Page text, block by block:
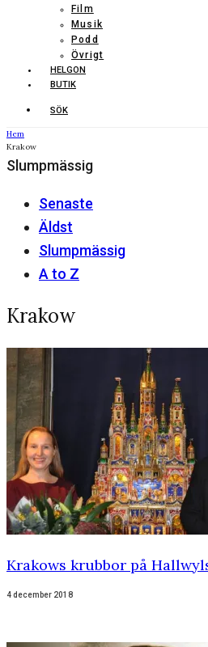
Film
Musik
Podd
Övrigt
HELGON
BUTIK
SÖK
Hem
Krakow
Slumpmässig
Senaste
Äldst
Slumpmässig
A to Z
Krakow
Krakows krubbor på
4 december 2018